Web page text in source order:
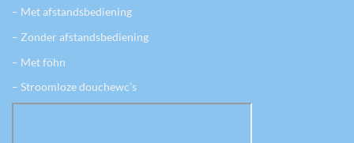
– Met afstandsbediening
– Zonder afstandsbediening
– Met föhn
– Stroomloze douchewc’s